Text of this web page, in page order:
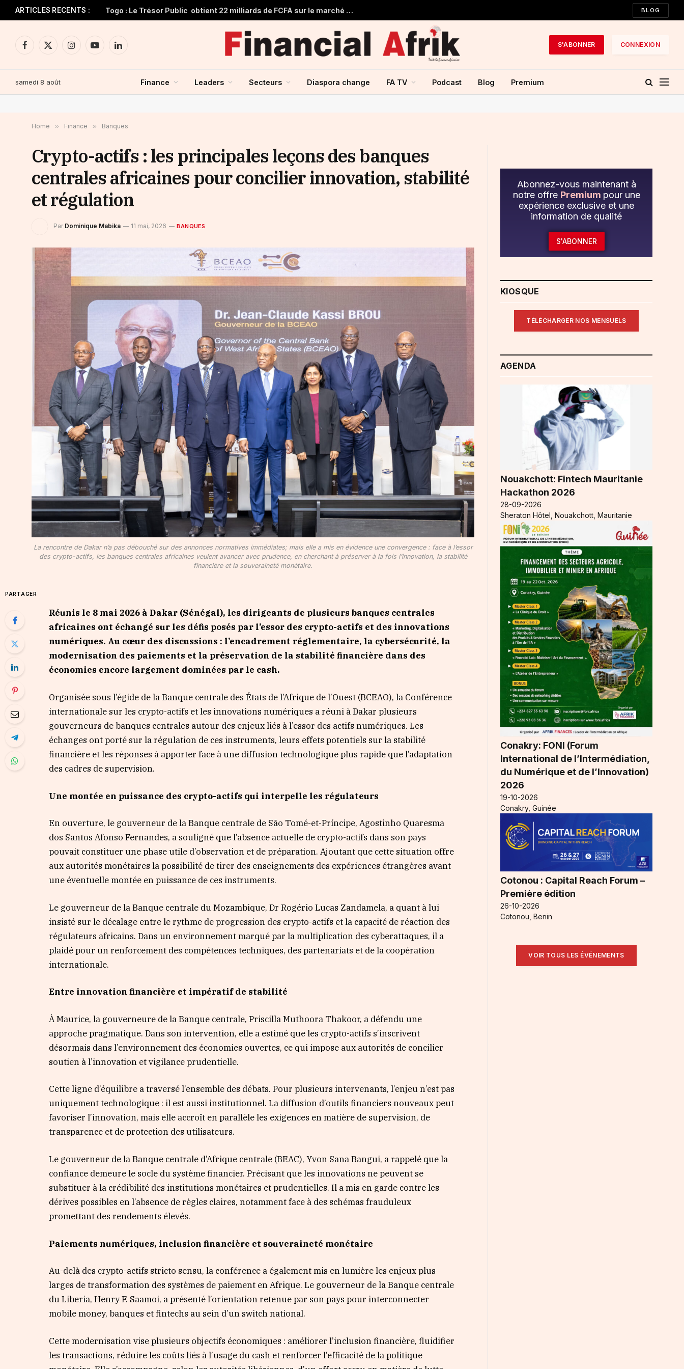
ARTICLES RECENTS : Togo : Le Trésor Public obtient 22 milliards de FCFA sur le marché financier de l’UMOA BLOG
Facebook
X
InstagramYouTubeLinkedIn
S'ABONNER CONNEXION
samedi 8 août Finance Leaders Secteurs Diaspora change FA TV Podcast Blog Premium
Home » Finance » Banques
Crypto-actifs : les principales leçons des banques
centrales africaines pour concilier innovation, stabilité
et régulation
Par Dominique Mabika 11 mai, 2026 BANQUES
La rencontre de Dakar n’a pas débouché sur des annonces normatives immédiates; mais elle a mis en évidence une convergence : face à l’essor
des crypto-actifs, les banques centrales africaines veulent avancer avec prudence, en cherchant à préserver à la fois l’innovation, la stabilité
financière et la souveraineté monétaire.
PARTAGER
Réunis le 8 mai 2026 à Dakar (Sénégal), les dirigeants de plusieurs banques centrales
africaines ont échangé sur les défis posés par l’essor des crypto-actifs et des innovations
numériques. Au cœur des discussions : l’encadrement réglementaire, la cybersécurité, la
modernisation des paiements et la préservation de la stabilité financière dans des
économies encore largement dominées par le cash.
Organisée sous l’égide de la Banque centrale des États de l’Afrique de l’Ouest (BCEAO), la Conférence
internationale sur les crypto-actifs et les innovations numériques a réuni à Dakar plusieurs
gouverneurs de banques centrales autour des enjeux liés à l’essor des actifs numériques. Les
échanges ont porté sur la régulation de ces instruments, leurs effets potentiels sur la stabilité
financière et les réponses à apporter face à une diffusion technologique plus rapide que l’adaptation
des cadres de supervision.
Une montée en puissance des crypto-actifs qui interpelle les régulateurs
En ouverture, le gouverneur de la Banque centrale de São Tomé-et-Príncipe, Agostinho Quaresma
dos Santos Afonso Fernandes, a souligné que l’absence actuelle de crypto-actifs dans son pays
pouvait constituer une phase utile d’observation et de préparation. Ajoutant que cette situation offre
aux autorités monétaires la possibilité de tirer des enseignements des expériences étrangères avant
une éventuelle montée en puissance de ces instruments.
Le gouverneur de la Banque centrale du Mozambique, Dr Rogério Lucas Zandamela, a quant à lui
insisté sur le décalage entre le rythme de progression des crypto-actifs et la capacité de réaction des
régulateurs africains. Dans un environnement marqué par la multiplication des cyberattaques, il a
plaidé pour un renforcement des compétences techniques, des partenariats et de la coopération
internationale.
Entre innovation financière et impératif de stabilité
À Maurice, la gouverneure de la Banque centrale, Priscilla Muthoora Thakoor, a défendu une
approche pragmatique. Dans son intervention, elle a estimé que les crypto-actifs s’inscrivent
désormais dans l’environnement des économies ouvertes, ce qui impose aux autorités de concilier
soutien à l’innovation et vigilance prudentielle.
Cette ligne d’équilibre a traversé l’ensemble des débats. Pour plusieurs intervenants, l’enjeu n’est pas
uniquement technologique : il est aussi institutionnel. La diffusion d’outils financiers nouveaux peut
favoriser l’innovation, mais elle accroît en parallèle les exigences en matière de supervision, de
transparence et de protection des utilisateurs.
Le gouverneur de la Banque centrale d’Afrique centrale (BEAC), Yvon Sana Bangui, a rappelé que la
confiance demeure le socle du système financier. Précisant que les innovations ne peuvent se
substituer à la crédibilité des institutions monétaires et prudentielles. Il a mis en garde contre les
dérives possibles en l’absence de règles claires, notamment face à des schémas frauduleux
promettant des rendements élevés.
Paiements numériques, inclusion financière et souveraineté monétaire
Au-delà des crypto-actifs stricto sensu, la conférence a également mis en lumière les enjeux plus
larges de transformation des systèmes de paiement en Afrique. Le gouverneur de la Banque centrale
du Liberia, Henry F. Saamoi, a présenté l’orientation retenue par son pays pour interconnecter
mobile money, banques et fintechs au sein d’un switch national.
Cette modernisation vise plusieurs objectifs économiques : améliorer l’inclusion financière, fluidifier
les transactions, réduire les coûts liés à l’usage du cash et renforcer l’efficacité de la politique
Abonnez-vous maintenant à
notre offre Premium pour une
expérience exclusive et une
information de qualité
S'ABONNER
KIOSQUE
TÉLÉCHARGER NOS MENSUELS
AGENDA
Nouakchott: Fintech Mauritanie
Hackathon 2026
28-09-2026
Sheraton Hôtel, Nouakchott, Mauritanie
Conakry: FONI (Forum
International de l’Intermédiation,
du Numérique et de l’Innovation)
2026
19-10-2026
Conakry, Guinée
Cotonou : Capital Reach Forum –
Première édition
26-10-2026
Cotonou, Benin
VOIR TOUS LES ÉVÉNEMENTS